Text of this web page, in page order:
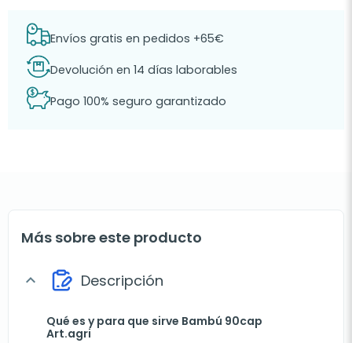
Envíos gratis en pedidos +65€
Devolución en 14 días laborables
Pago 100% seguro garantizado
Más sobre este producto
expand_more Descripción
Qué es y para que sirve Bambú 90cap
Art.agri